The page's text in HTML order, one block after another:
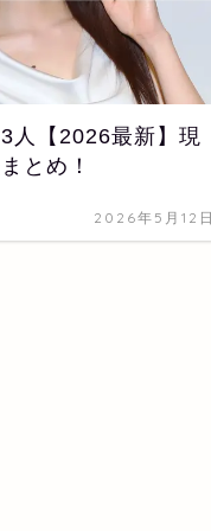
人【2026最新】現
とめ！
2026年5月12